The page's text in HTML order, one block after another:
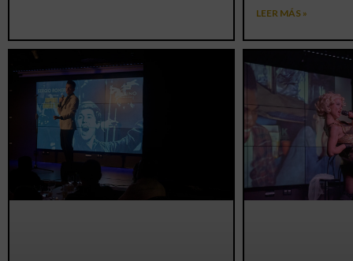
LEER MÁS »